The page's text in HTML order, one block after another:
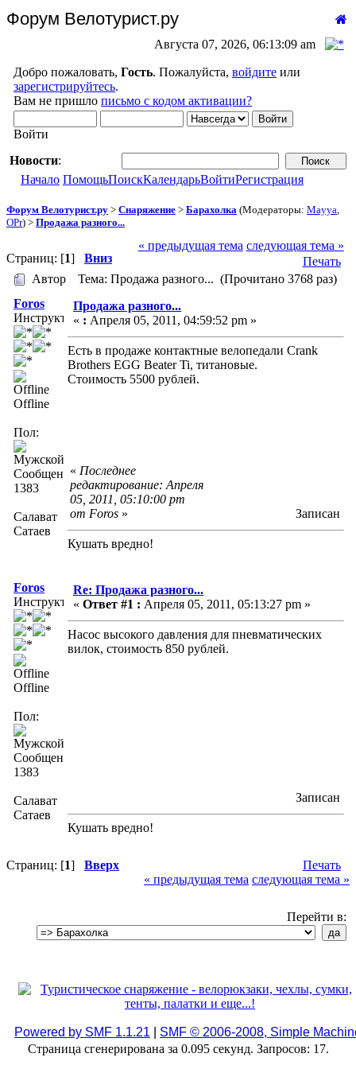
Форум Велотурист.ру
Августа 07, 2026, 06:13:09 am
Добро пожаловать, Гость. Пожалуйста, войдите или
зарегистрируйтесь.
Вам не пришло письмо с кодом активации?
Войти
Новости:
Начало ПомощьПоискКалендарьВойтиРегистрация
Форум Велотурист.ру > Снаряжение > Барахолка (Модераторы: Mayya
OPr) > Продажа разного...
Страниц: [1] Вниз
« предыдущая тема следующая тема »
Печать
Автор
Тема: Продажа разного... (Прочитано 3768 раз)
Foros
Инструктор
Offline
Пол:
Сообщений:
1383
Салават
Сатаев
Продажа разного...
« : Апреля 05, 2011, 04:59:52 pm »
Есть в продаже контактные велопедали Crank
Brothers EGG Beater Ti, титановые.
Стоимость 5500 рублей.
« Последнее
редактирование: Апреля
05, 2011, 05:10:00 pm
от Foros » Записан
Кушать вредно!
Foros
Инструктор
Offline
Пол:
Сообщений:
1383
Салават
Сатаев
Re: Продажа разного...
« Ответ #1 : Апреля 05, 2011, 05:13:27 pm »
Насос высокого давления для пневматических
вилок, стоимость 850 рублей.
Записан
Кушать вредно!
Страниц: [1] Вверх
Печать
« предыдущая тема следующая тема »
Перейти в:
Powered by SMF 1.1.21
SMF © 2006-2008, Simple
Страница сгенерирована за 0.095 секунд. Запросов: 17.